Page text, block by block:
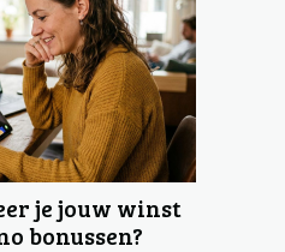
je jouw winst
bonussen?